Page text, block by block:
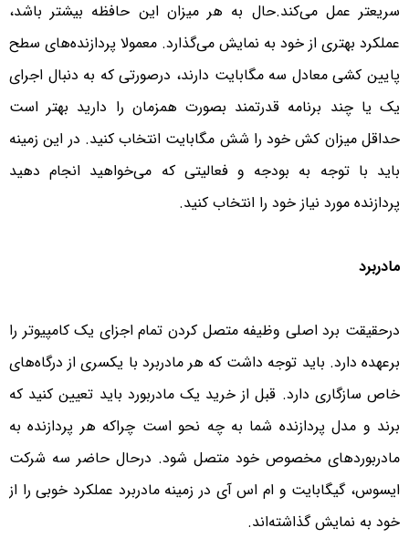
سریعتر عمل می‌کند.حال به هر میزان این حافظه بیشتر باشد،
عملکرد بهتری از خود به نمایش می‌گذارد. معمولا پردازنده‌های سطح
پایین کشی معادل سه مگابایت دارند، درصورتی که به دنبال اجرای
یک یا چند برنامه قدرتمند بصورت همزمان را دارید بهتر است
حداقل میزان کش خود را شش مگابایت انتخاب کنید. در این زمینه
باید با توجه به بودجه و فعالیتی که می‌خواهید انجام دهید
پردازنده مورد نیاز خود را انتخاب کنید.
مادربرد
درحقیقت برد اصلی وظیفه متصل کردن تمام اجزای یک کامپیوتر را
برعهده دارد. باید توجه داشت که هر مادربرد با یکسری از درگاه‌های
خاص سازگاری دارد. قبل از خرید یک مادربورد باید تعیین کنید که
برند و مدل پردازنده شما به چه نحو است چراکه هر پردازنده به
مادربوردهای مخصوص خود متصل شود. درحال حاضر سه شرکت
ایسوس، گیگابایت و ام اس آی در زمینه مادربرد عملکرد خوبی را از
خود به نمایش گذاشته‌اند.